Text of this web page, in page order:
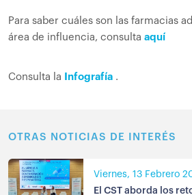
Para saber cuáles son las farmacias
área de influencia, consulta aquí
Consulta la Infografía .
OTRAS NOTICIAS DE INTERÉS
Viernes, 13 Febrero
El CST aborda los